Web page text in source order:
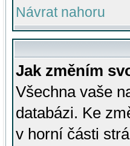
Návrat nahoru
Jak změním
Všechna vaše
databázi. Ke
v horní části